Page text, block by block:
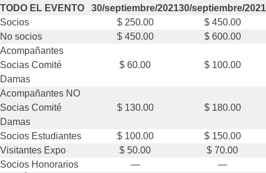
TODO EL EVENTO
30/septiembre/202130/septiembre/2021
Socios
$ 250.00
$ 450.00
No socios
$ 450.00
$ 600.00
Acompañantes
Socias Comité
Damas
$ 60.00 $ 100.00
Acompañantes NO
Socias Comité
Damas
$ 130.00 $ 180.00
Socios Estudiantes $ 100.00
$ 150.00
Visitantes Expo
$ 50.00
$ 70.00
Socios Honorarios
—
—